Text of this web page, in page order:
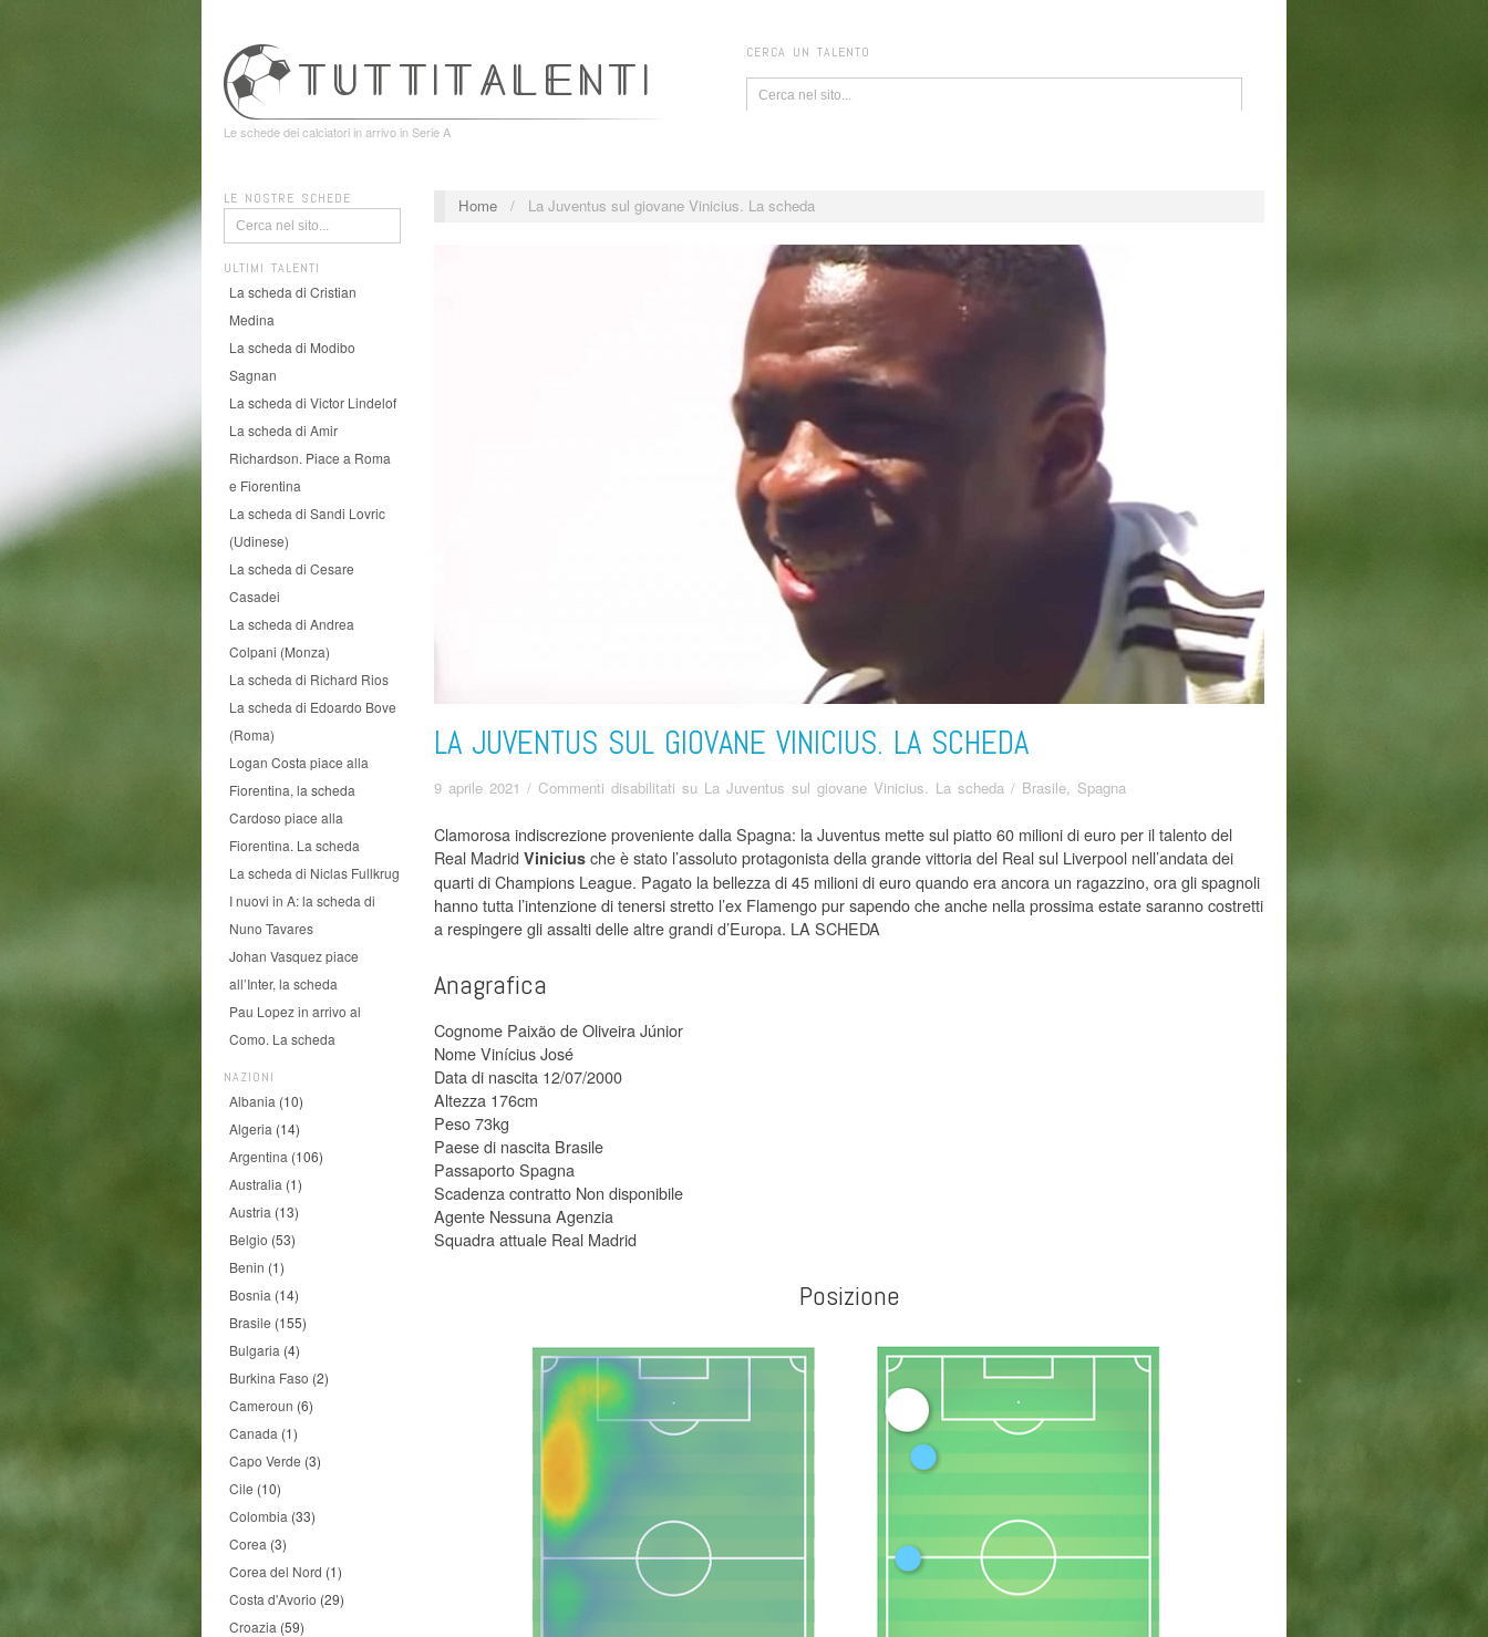
Le schede dei calciatori in arrivo in Serie A
CERCA UN TALENTO
LE NOSTRE SCHEDE
ULTIMI TALENTI
La scheda di Cristian
Medina
La scheda di Modibo
Sagnan
La scheda di Victor Lindelof
La scheda di Amir
Richardson. Piace a Roma
e Fiorentina
La scheda di Sandi Lovric
(Udinese)
La scheda di Cesare
Casadei
La scheda di Andrea
Colpani (Monza)
La scheda di Richard Rios
La scheda di Edoardo Bove
(Roma)
Logan Costa piace alla
Fiorentina, la scheda
Cardoso piace alla
Fiorentina. La scheda
La scheda di Niclas Fullkrug
I nuovi in A: la scheda di
Nuno Tavares
Johan Vasquez piace
all’Inter, la scheda
Pau Lopez in arrivo al
Como. La scheda
NAZIONI
Albania (10)
Algeria (14)
Argentina (106)
Australia (1)
Austria (13)
Belgio (53)
Benin (1)
Bosnia (14)
Brasile (155)
Bulgaria (4)
Burkina Faso (2)
Cameroun (6)
Canada (1)
Capo Verde (3)
Cile (10)
Colombia (33)
Corea (3)
Corea del Nord (1)
Costa d'Avorio (29)
Croazia (59)
Home / La Juventus sul giovane Vinicius. La scheda
LA JUVENTUS SUL GIOVANE VINICIUS. LA SCHEDA
9 aprile 2021 / Commenti disabilitati su La Juventus sul giovane Vinicius. La scheda / Brasile Spagna
Clamorosa indiscrezione proveniente dalla Spagna: la Juventus mette sul piatto 60 milioni di euro per il talento del
Real Madrid Vinicius che è stato l’assoluto protagonista della grande vittoria del Real sul Liverpool nell’andata dei
quarti di Champions League. Pagato la bellezza di 45 milioni di euro quando era ancora un ragazzino, ora gli spagnoli
hanno tutta l’intenzione di tenersi stretto l’ex Flamengo pur sapendo che anche nella prossima estate saranno costretti
a respingere gli assalti delle altre grandi d’Europa. LA SCHEDA
Anagrafica
Cognome Paixão de Oliveira Júnior
Nome Vinícius José
Data di nascita 12/07/2000
Altezza 176cm
Peso 73kg
Paese di nascita Brasile
Passaporto Spagna
Scadenza contratto Non disponibile
Agente Nessuna Agenzia
Squadra attuale Real Madrid
Posizione